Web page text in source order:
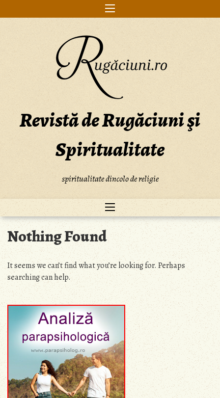
to
Revistă de Rugăciuni şi
Spiritualitate
spiritualitate dincolo de religie
Nothing Found
It seems we can’t find what you’re looking for. Perhaps
searching can help.